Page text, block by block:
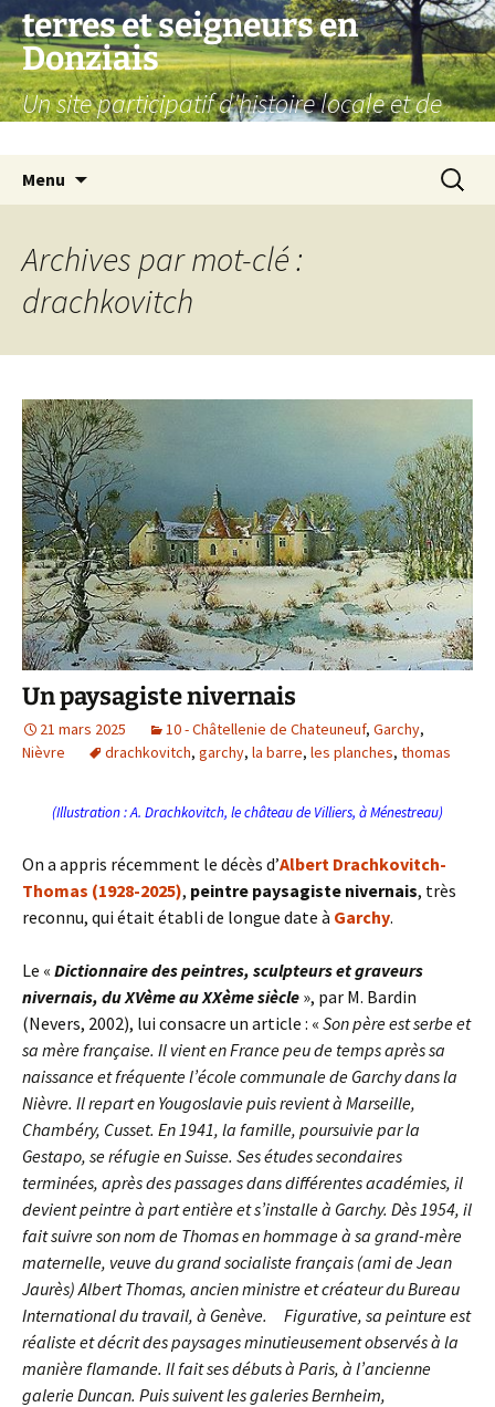
Aller
au
contenu
terres et seigneurs en
Donziais
Un site participatif d'histoire locale et de
Menu
Archives par mot-clé :
drachkovitch
Un paysagiste nivernais
21 mars 2025 10 - Châtellenie de Chateuneuf, Garchy,
Nièvre
drachkovitch, garchy, la barre, les planches, thomas
(Illustration : A. Drachkovitch, le château de Villiers, à Ménestreau)
On a appris récemment le décès d’Albert Drachkovitch-
Thomas (1928-2025), peintre paysagiste nivernais, très
reconnu, qui était établi de longue date à Garchy.
Le « Dictionnaire des peintres, sculpteurs et graveurs
nivernais, du XVème au XXème siècle », par M. Bardin
(Nevers, 2002), lui consacre un article : « Son père est serbe et
sa mère française. Il vient en France peu de temps après sa
naissance et fréquente l’école communale de Garchy dans la
Nièvre. Il repart en Yougoslavie puis revient à Marseille,
Chambéry, Cusset. En 1941, la famille, poursuivie par la
Gestapo, se réfugie en Suisse. Ses études secondaires
terminées, après des passages dans différentes académies, il
devient peintre à part entière et s’installe à Garchy. Dès 1954, il
fait suivre son nom de Thomas en hommage à sa grand-mère
maternelle, veuve du grand socialiste français (ami de Jean
Jaurès) Albert Thomas, ancien ministre et créateur du Bureau
International du travail, à Genève. Figurative, sa peinture est
réaliste et décrit des paysages minutieusement observés à la
manière flamande. Il fait ses débuts à Paris, à l’ancienne
galerie Duncan. Puis suivent les galeries Bernheim,